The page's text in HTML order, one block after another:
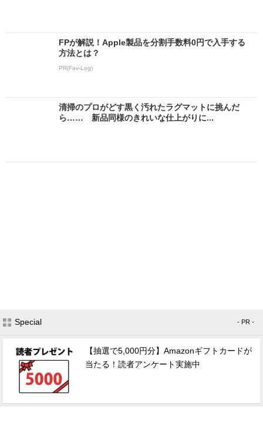
FPが解説！Apple製品を分割手数料0円で入手する
方法とは？
PR(Fav-Log)
清掃のプロがどす黒く汚れたラグマットに挑んだ
ら…… 新品同様のきれいな仕上がりに...
Special - PR -
【抽選で5,000円分】Amazonギフトカードが
当たる！読者アンケート実施中